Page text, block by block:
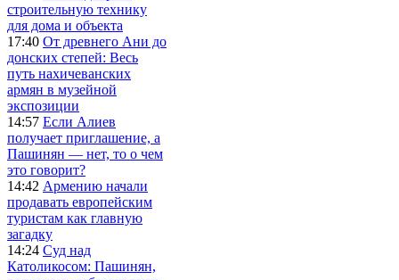
строительную технику
для дома и объекта
17:40 От древнего Ани до
донских степей: Весь
путь нахичеванских
армян в музейной
экспозиции
14:57 Если Алиев
получает приглашение, а
Пашинян — нет, то о чем
это говорит?
14:42 Армению начали
продавать европейским
туристам как главную
загадку
14:24 Суд над
Католикосом: Пашинян,